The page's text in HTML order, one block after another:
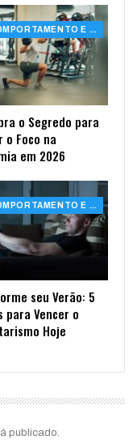
COMPORTAMENTO E SAÚDE
o Segredo para
o Foco na
em 2026
COMPORTAMENTO E SAÚDE
seu Verão: 5
para Vencer o
Hoje
publicado.